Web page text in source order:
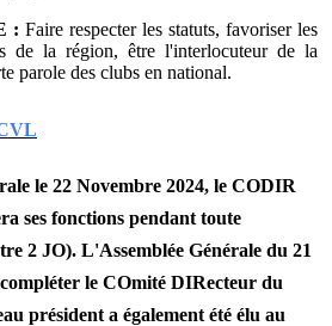
: Faire respecter les statuts, favoriser les
de la région, être l'interlocuteur de la
parole des clubs en national.
le 22 Novembre 2024, le CODIR
ses fonctions pendant toute
2 JO). L'Assemblée Générale du 21
le COmité DIRecteur du
président a également été élu au